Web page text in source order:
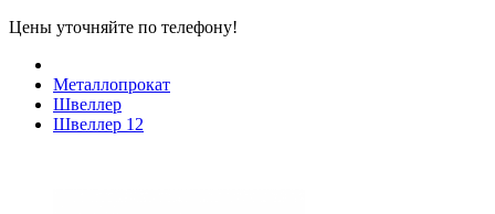
Цены уточняйте по телефону!
Металлопрокат
Швеллер
Швеллер 12